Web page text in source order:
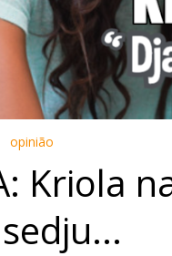
opinião
Kriola